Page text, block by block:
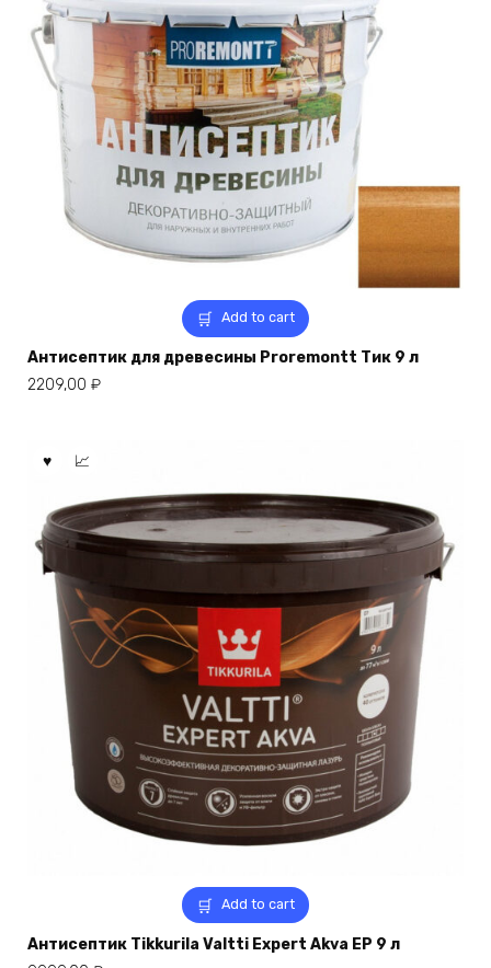
Add to cart
Антисептик для древесины Proremontt Тик 9 л
2209,00 ₽
Add to cart
Антисептик Tikkurila Valtti Expert Akva EP 9 л